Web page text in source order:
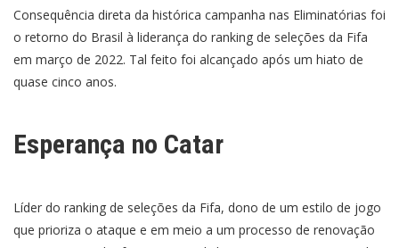
Consequência direta da histórica campanha nas Eliminatórias foi
o retorno do Brasil à liderança do ranking de seleções da Fifa
em março de 2022. Tal feito foi alcançado após um hiato de
quase cinco anos.
Esperança no Catar
Líder do ranking de seleções da Fifa, dono de um estilo de jogo
que prioriza o ataque e em meio a um processo de renovação